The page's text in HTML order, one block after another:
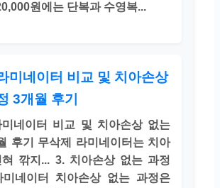
원에는 단복과 수영복...
미네이터 비교 및 치아손상
3개월 후기
미네이터 비교 및 치아손상 없는
후기 무삭제 라미네이터는 치아
혀 깎지... 3. 치아손상 없는 과정
미네이터 치아손상 없는 과정은